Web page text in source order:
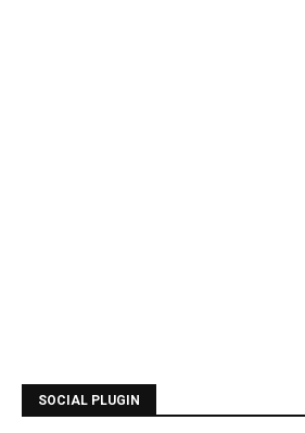
SOCIAL PLUGIN